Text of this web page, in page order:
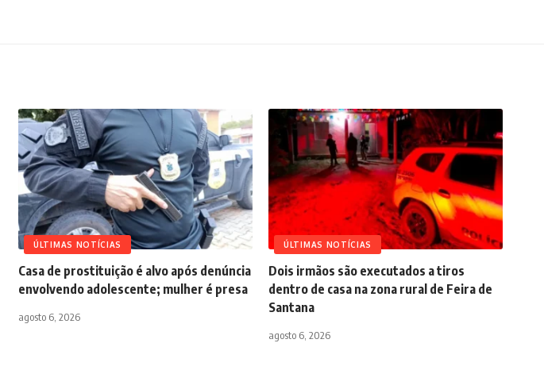
ÚLTIMAS NOTÍCIAS
Casa de prostituição é alvo após denúncia
envolvendo adolescente; mulher é presa
agosto 6, 2026
ÚLTIMAS NOTÍCIAS
Dois irmãos são executados a tiros
dentro de casa na zona rural de Feira de
Santana
agosto 6, 2026